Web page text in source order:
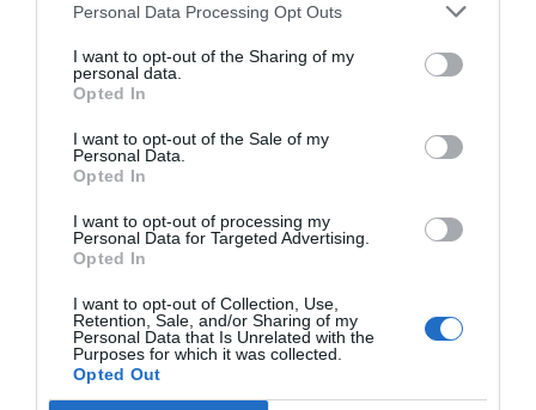
Personal Data Processing Opt Outs
I want to opt-out of the Sharing of my
personal data.
Opted In
I want to opt-out of the Sale of my
Personal Data.
Opted In
I want to opt-out of processing my
Personal Data for Targeted Advertising.
Opted In
I want to opt-out of Collection, Use,
Retention, Sale, and/or Sharing of my
Personal Data that Is Unrelated with the
Purposes for which it was collected.
Opted Out
Índex2P
LaLiga
ACTIVAR AHORA